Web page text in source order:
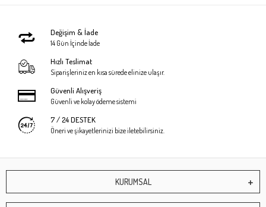
Değişim & İade
14 Gün İçinde İade
Hızlı Teslimat
Siparişleriniz en kısa sürede elinize ulaşır.
Güvenli Alışveriş
Güvenli ve kolay ödeme sistemi
7 / 24 DESTEK
Öneri ve şikayetlerinizi bize iletebilirsiniz.
KURUMSAL